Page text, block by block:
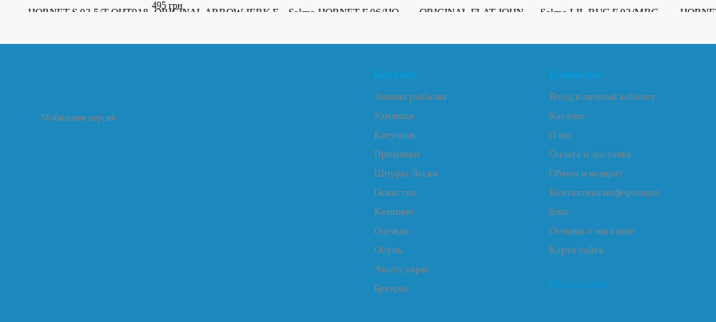
495 грн
Мобильная версия
Каталог
Зимняя рыбалка
Удилища
Катушки
Приманки
Шнуры Лески
Оснастка
Кемпинг
Одежда
Обувь
Аксессуары
Бренды
Клиентам
Вход в личный кабинет
Каталог
О нас
Оплата и доставка
Обмен и возврат
Контактная информация
Блог
Отзывы о магазине
Карта сайта
Мы в соцсетях